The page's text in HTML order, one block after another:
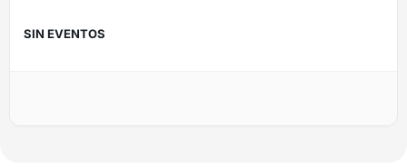
SIN EVENTOS